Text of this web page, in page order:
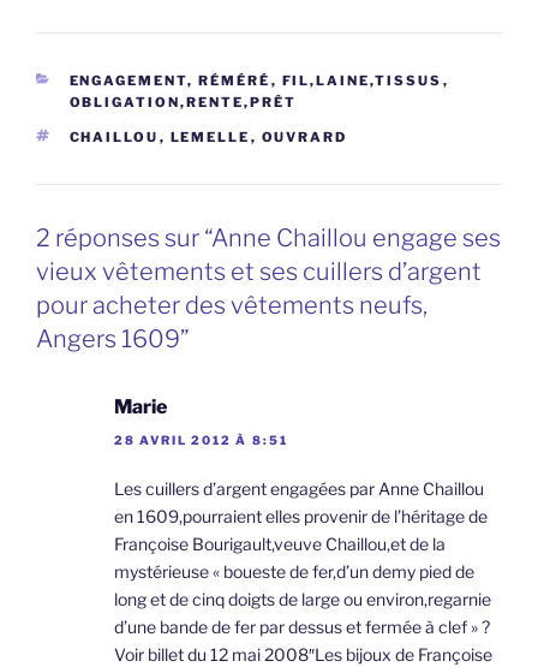
CATÉGORIES
ENGAGEMENT, RÉMÉRÉ , FIL,LAINE,TISSUS ,
OBLIGATION,RENTE,PRÊT
ÉTIQUETTES
CHAILLOU , LEMELLE , OUVRARD
2 réponses sur “Anne Chaillou engage ses
vieux vêtements et ses cuillers d’argent
pour acheter des vêtements neufs,
Angers 1609”
Marie
28 AVRIL 2012 À 8:51
Les cuillers d’argent engagées par Anne Chaillou
en 1609,pourraient elles provenir de l’héritage de
Françoise Bourigault,veuve Chaillou,et de la
mystérieuse « boueste de fer,d’un demy pied de
long et de cinq doigts de large ou environ,regarnie
d’une bande de fer par dessus et fermée à clef » ?
Voir billet du 12 mai 2008″Les bijoux de Françoise